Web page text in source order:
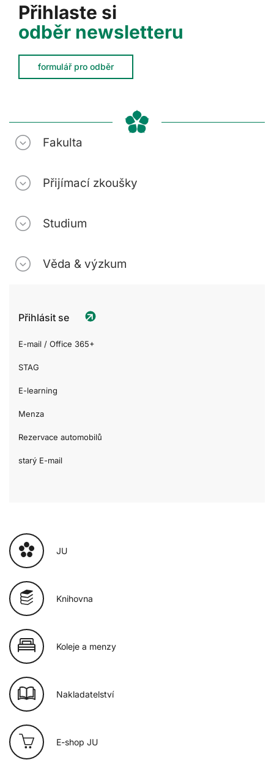
Přihlaste si
odběr newsletteru
formulář pro odběr
Fakulta
Přijímací zkoušky
Studium
Věda & výzkum
Přihlásit se
E-mail / Office 365+
STAG
E-learning
Menza
Rezervace automobilů
starý E-mail
JU
Knihovna
Koleje a menzy
Nakladatelství
E-shop JU